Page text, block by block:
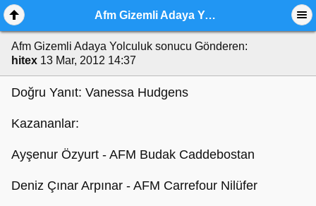
Afm Gizemli Adaya Yolculuk sonucu
Afm Gizemli Adaya Yolculuk sonucu Gönderen:
hitex 13 Mar, 2012 14:37
Doğru Yanıt: Vanessa Hudgens
Kazananlar:
Ayşenur Özyurt - AFM Budak Caddebostan
Deniz Çınar Arpınar - AFM Carrefour Nilüfer